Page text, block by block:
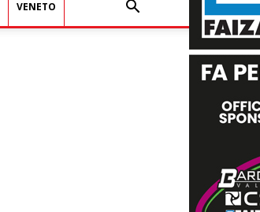
VENETO